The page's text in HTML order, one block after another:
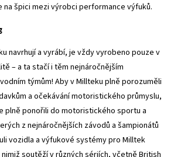
na špici mezi výrobci performance výfuků.
navrhují a vyrábí, je vždy vyrobeno pouze v
– a ta stačí i těm nejnáročnějším
týmům! Aby v Millteku plně porozuměli
a očekávání motoristického průmyslu,
plně ponořili do motoristického sportu a
z nejnáročnějších závodů a šampionátů
vozidla a výfukové systémy pro Milltek
soutěží v různých sériích, včetně British